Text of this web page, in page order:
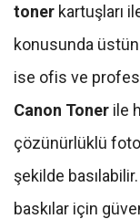
toner kartuşları
konusunda
ise ofis ve
Canon Toner ile
çözünürlüklü
şekilde
baskılar için